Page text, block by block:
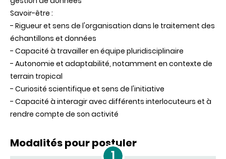
Savoir-être :
- Rigueur et sens de l'organisation dans le traitement des
échantillons et données
- Capacité à travailler en équipe pluridisciplinaire
- Autonomie et adaptabilité, notamment en contexte de
terrain tropical
- Curiosité scientifique et sens de l'initiative
- Capacité à interagir avec différents interlocuteurs et à
rendre compte de son activité
Modalités pour postuler